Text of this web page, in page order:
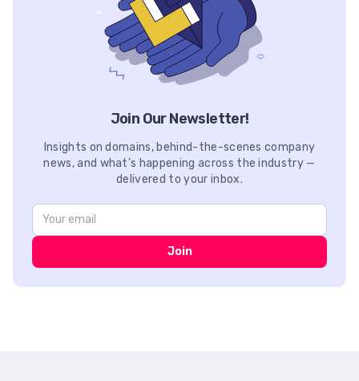
Join Our Newsletter!
Insights on domains, behind-the-scenes company
news, and what’s happening across the industry —
delivered to your inbox.
Join